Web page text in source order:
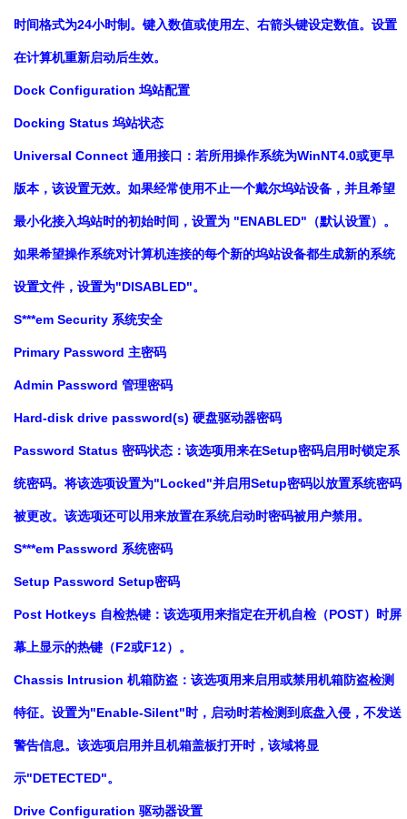
时间格式为24小时制。键入数值或使用左、右箭头键设定数值。设置
在计算机重新启动后生效。
Dock Configuration 坞站配置
Docking Status 坞站状态
Universal Connect 通用接口：若所用操作系统为WinNT4.0或更早
版本，该设置无效。如果经常使用不止一个戴尔坞站设备，并且希望
最小化接入坞站时的初始时间，设置为 "ENABLED"（默认设置）。
如果希望操作系统对计算机连接的每个新的坞站设备都生成新的系统
设置文件，设置为"DISABLED"。
S***em Security 系统安全
Primary Password 主密码
Admin Password 管理密码
Hard-disk drive password(s) 硬盘驱动器密码
Password Status 密码状态：该选项用来在Setup密码启用时锁定系
统密码。将该选项设置为"Locked"并启用Setup密码以放置系统密码
被更改。该选项还可以用来放置在系统启动时密码被用户禁用。
S***em Password 系统密码
Setup Password Setup密码
Post Hotkeys 自检热键：该选项用来指定在开机自检（POST）时屏
幕上显示的热键（F2或F12）。
Chassis Intrusion 机箱防盗：该选项用来启用或禁用机箱防盗检测
特征。设置为"Enable-Silent"时，启动时若检测到底盘入侵，不发送
警告信息。该选项启用并且机箱盖板打开时，该域将显
示"DETECTED"。
Drive Configuration 驱动器设置